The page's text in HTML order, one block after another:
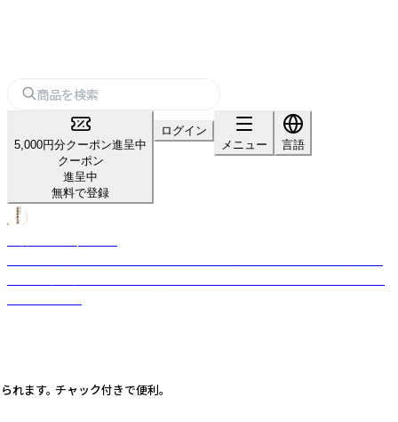
5,000円分クーポン進呈中
クーポン
進呈中
無料で登録
ログイン
メニュー
言語
ます。 チャック付きで便利。